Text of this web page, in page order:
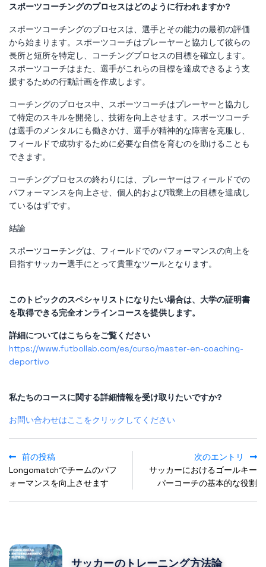
スポーツコーチングのプロセスはどのように行われますか?
スポーツコーチングのプロセスは、選手とその能力の最初の評価
から始まります。スポーツコーチはプレーヤーと協力して彼らの
長所と短所を特定し、コーチングプロセスの目標を確立します。
スポーツコーチはまた、選手がこれらの目標を達成できるよう支
援するための行動計画を作成します。
コーチングのプロセス中、スポーツコーチはプレーヤーと協力し
て特定のスキルを開発し、技術を向上させます。スポーツコーチ
は選手のメンタルにも働きかけ、選手が精神的な障害を克服し、
フィールドで成功するために必要な自信を育むのを助けることも
できます。
コーチングプロセスの終わりには、プレーヤーはフィールドでの
パフォーマンスを向上させ、個人的および職業上の目標を達成し
ているはずです。
結論
スポーツコーチングは、フィールドでのパフォーマンスの向上を
目指すサッカー選手にとって貴重なツールとなります。
このトピックのスペシャリストになりたい場合は、大学の証明書
を取得できる完全オンラインコースを提供します。
詳細についてはこちらをご覧ください
https://www.futbollab.com/es/curso/master-en-coaching-
deportivo
私たちのコースに関する詳細情報を受け取りたいですか?
お問い合わせはここをクリックしてください
前の投稿
Longomatchでチームのパフ
ォーマンスを向上させます
次のエントリ
サッカーにおけるゴールキー
パーコーチの基本的な役割
サッカーのトレーニング方法論